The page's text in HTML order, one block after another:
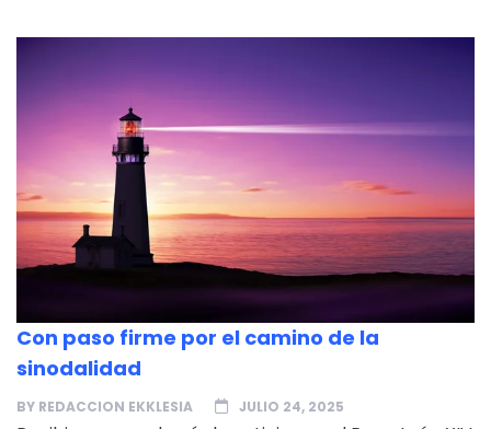
Con paso firme por el camino de la
sinodalidad
BY REDACCION EKKLESIA JULIO 24, 2025